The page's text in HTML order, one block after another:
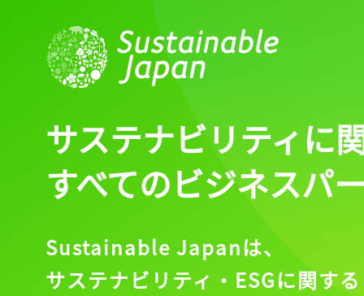
サステナビリティに
すべてのビジネスパ
Sustainable Japanは、
サステナビリティ・ESGに関する